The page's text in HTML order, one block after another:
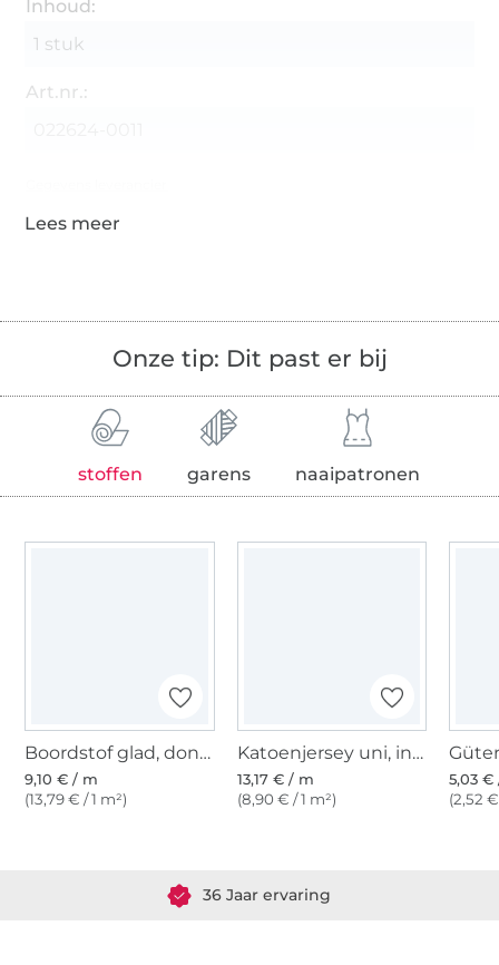
Inhoud:
1 stuk
Art.nr.:
Onze tip: Dit past er bij
stoffen garens naaipatronen
Boordstof glad, donkerblauw
9,10 € / m
(13,79 € / 1 m²)
Katoenjersey uni, indigo
13,17 € / m
(8,90 € / 1 m²)
5,03
(2,52
36 Jaar ervaring